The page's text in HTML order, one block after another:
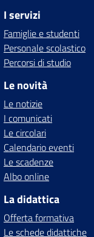
I servizi
Famiglie e studenti
Personale scolastico
Percorsi di studio
Le novità
Le notizie
I comunicati
Le circolari
Calendario eventi
Le scadenze
Albo online
La didattica
Offerta formativa
Le schede didattiche